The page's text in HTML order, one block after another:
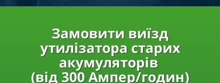
Замовити виїзд
утилізатора старих
акумуляторів
(від 300 Ампер/годин)